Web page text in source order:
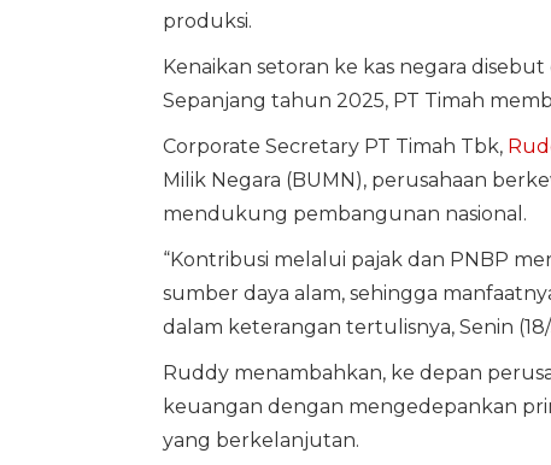
produksi.
Kenaikan setoran ke kas negara
Sepanjang tahun 2025, PT Timah
Corporate Secretary PT Timah Tbk,
Milik Negara (BUMN), perusahaan
mendukung pembangunan nasional.
“Kontribusi melalui pajak dan PNBP
sumber daya alam, sehingga
dalam keterangan tertulisnya, Senin
Ruddy menambahkan, ke depan
keuangan dengan mengedepankan
yang berkelanjutan.